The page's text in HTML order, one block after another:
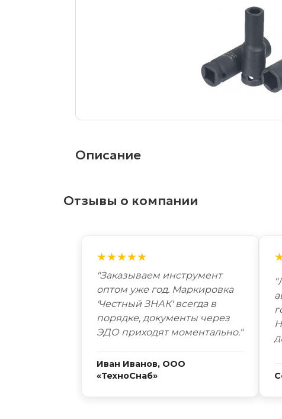
Описание
Отзывы о компании
★★★★★
"Заказываем инструмент
оптом уже год. Маркировка
'Честный ЗНАК' всегда в
порядке, документы через
ЭДО приходят моментально."
Иван Иванов, ООО
«ТехноСнаб»